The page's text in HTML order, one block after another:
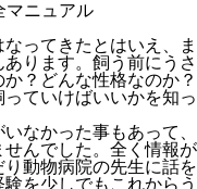
マニュアル
ってきたとはいえ、ま
ります。飼う前にうさ
？どんな性格なのか？
ていけばいいかを知っ
なかった事もあって、
んでした。全く情報が
動物病院の先生に話を
を少しでもこれからう